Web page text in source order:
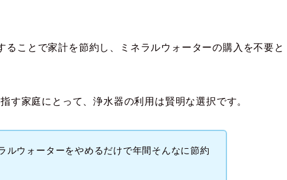
ることで家計を節約し、ミネラルウォーターの購入を不要と
す家庭にとって、浄水器の利用は賢明な選択です。
ルウォーターをやめるだけで年間そんなに節約